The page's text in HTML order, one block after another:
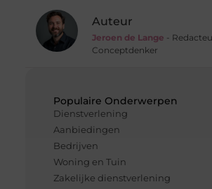
Populaire Onderwerpen
Dienstverlening
Aanbiedingen
Bedrijven
Woning en Tuin
Zakelijke dienstverlening
Auteur
Jeroen de Lange -
Conceptdenker